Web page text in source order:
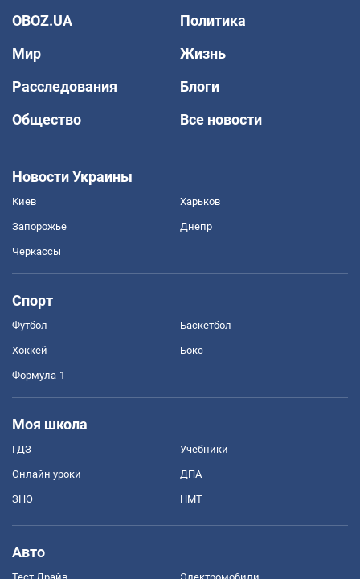
OBOZ.UA
Политика
Мир
Жизнь
Расследования
Блоги
Общество
Все новости
Новости Украины
Киев Харьков
Запорожье Днепр
Черкассы
Спорт
Футбол Баскетбол
Хоккей Бокс
Формула-1
Моя школа
ГДЗ Учебники
Онлайн уроки ДПА
ЗНО НМТ
Авто